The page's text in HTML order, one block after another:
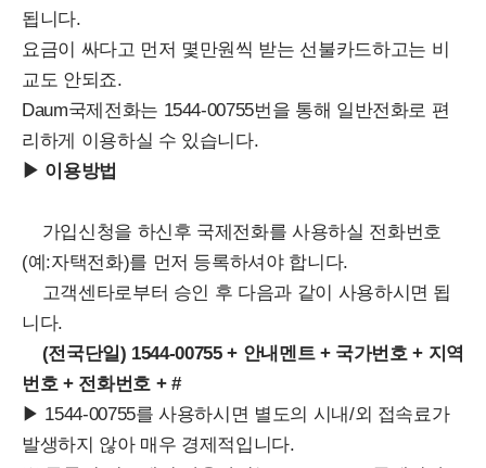
됩니다.
요금이 싸다고 먼저 몇만원씩 받는 선불카드하고는 비
교도 안되죠.
Daum국제전화는 1544-00755번을 통해 일반전화로 편
리하게 이용하실 수 있습니다.
▶ 이용방법
가입신청을 하신후 국제전화를 사용하실 전화번호
(예:자택전화)를 먼저 등록하셔야 합니다.
고객센타로부터 승인 후 다음과 같이 사용하시면 됩
니다.
(전국단일) 1544-00755 + 안내멘트 + 국가번호 + 지역
번호 + 전화번호 + #
▶ 1544-00755를 사용하시면 별도의 시내/외 접속료가
발생하지 않아 매우 경제적입니다.